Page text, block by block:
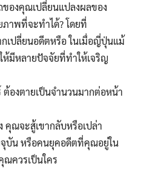
องคุณเปลี่ยนแปลงผลของ
าพที่จะทำได้? โดยที่
เปลี่ยนอดีตหรือ ในเมื่อญี่ปุ่นแม้
ห้มีหลายปัจจัยที่ทำให้เจริญ
องตายเป็นจำนวนมากต่อหน้า
ณจะสู้เขากลับหรือเปล่า
บัน หรือคนยุคอดีตที่คุณอยู่ใน
ควรเป็นใคร